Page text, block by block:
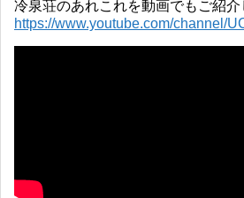
冷泉荘のあれこれを動画でもご紹介
https://www.youtube.com/channel/